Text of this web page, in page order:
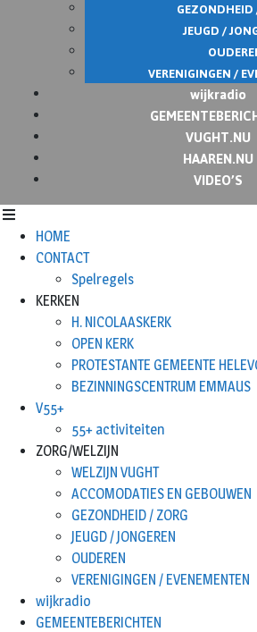
JEUGD /
VERENIGINGEN /
wijkradio
VUGHT.NU
HAAREN.NU
VIDEO’S
HOME
CONTACT
Spelregels
KERKEN
H. NICOLAASKERK
OPEN KERK
PROTESTANTE GEMEENTE
BEZINNINGSCENTRUM EMMAUS
V55+
55+ activiteiten
ZORG/WELZIJN
WELZIJN VUGHT
ACCOMODATIES EN GEBOUWEN
GEZONDHEID / ZORG
JEUGD / JONGEREN
OUDEREN
VERENIGINGEN / EVENEMENTEN
wijkradio
GEMEENTEBERICHTEN